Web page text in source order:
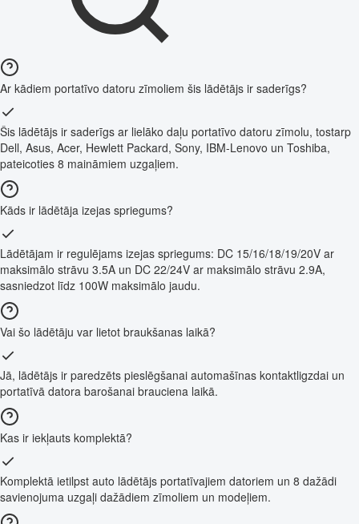
Ar kādiem portatīvo datoru zīmoliem šis lādētājs ir saderīgs?
Šis lādētājs ir saderīgs ar lielāko daļu portatīvo datoru zīmolu, tostarp
Dell, Asus, Acer, Hewlett Packard, Sony, IBM-Lenovo un Toshiba,
pateicoties 8 maināmiem uzgaļiem.
Kāds ir lādētāja izejas spriegums?
Lādētājam ir regulējams izejas spriegums: DC 15/16/18/19/20V ar
maksimālo strāvu 3.5A un DC 22/24V ar maksimālo strāvu 2.9A,
sasniedzot līdz 100W maksimālo jaudu.
Vai šo lādētāju var lietot braukšanas laikā?
Jā, lādētājs ir paredzēts pieslēgšanai automašīnas kontaktligzdai un
portatīvā datora barošanai brauciena laikā.
Kas ir iekļauts komplektā?
Komplektā ietilpst auto lādētājs portatīvajiem datoriem un 8 dažādi
savienojuma uzgaļi dažādiem zīmoliem un modeļiem.